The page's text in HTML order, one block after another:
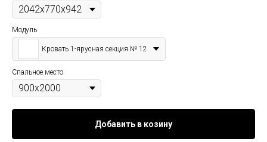
Модуль
Кровать 1-ярусная секция № 12
Спальное место
Добавить в козину